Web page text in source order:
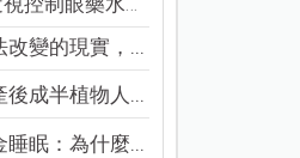
變的現實，...
成半植物人...
眠：為什麼...